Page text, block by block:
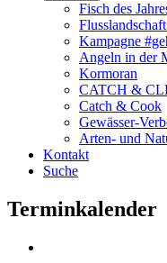
Fisch des
Kampagne
Angeln in der
Kormoran
CATCH &
Catch & Cook
Gewässer-
Arten- und
Kontakt
Suche
Terminkalender